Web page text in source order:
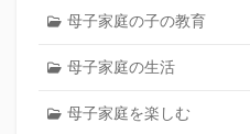
母子家庭の子の教育
母子家庭の生活
母子家庭を楽しむ